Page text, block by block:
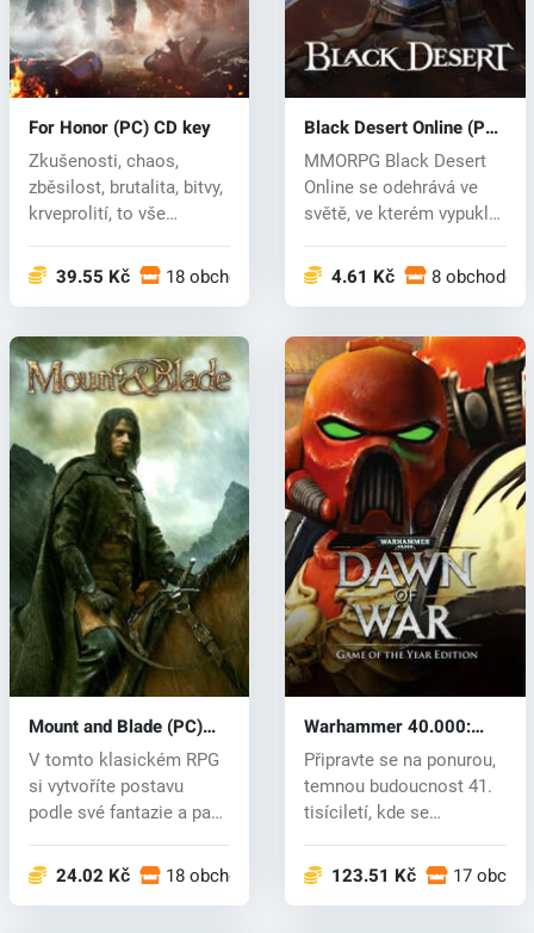
For Honor (PC) CD key
Zkušenosti, chaos,
zběsilost, brutalita, bitvy,
krveprolití, to vše
39.55 Kč 18 obchodech
Black Desert Online (PC)
CD key
MMORPG Black Desert
Online se odehrává ve
světě, ve kterém vypukl
4.61 Kč 8 obchodech
Mount and Blade (PC)
CD key
V tomto klasickém RPG
si vytvoříte postavu
podle své fantazie a pak
24.02 Kč 18 obchodech
Warhammer 40.000:
Dawn of War (PC) CD
key
Připravte se na ponurou,
temnou budoucnost 41.
tisíciletí, kde se
123.51 Kč 17